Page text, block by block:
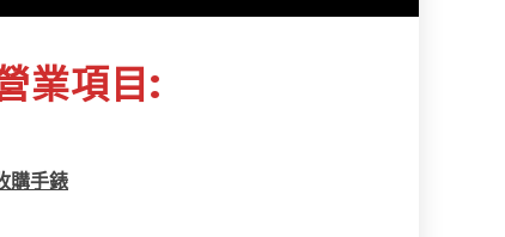
業項目:
購手錶